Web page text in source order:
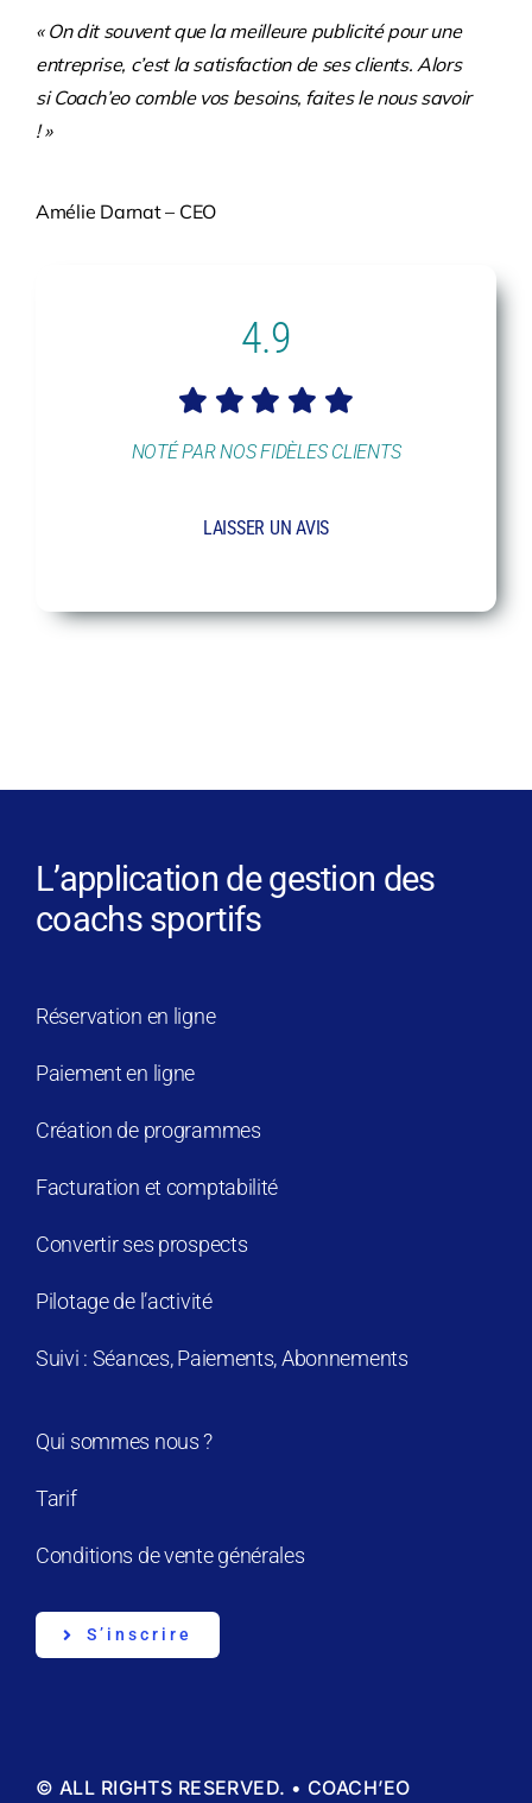
« On dit souvent que la meilleure publicité pour une
entreprise, c’est la satisfaction de ses clients. Alors
si Coach’eo comble vos besoins, faites le nous savoir
! »
Amélie Darnat – CEO
4.9
NOTÉ PAR NOS FIDÈLES CLIENTS
LAISSER UN AVIS
L’application de gestion des
coachs sportifs
Réservation en ligne
Paiement en ligne
Création de programmes
Facturation et comptabilité
Convertir ses prospects
Pilotage de l’activité
Suivi : Séances, Paiements, Abonnements
Qui sommes nous ?
Tarif
Conditions de vente générales
S’inscrire
© ALL RIGHTS RESERVED. • COACH’EO